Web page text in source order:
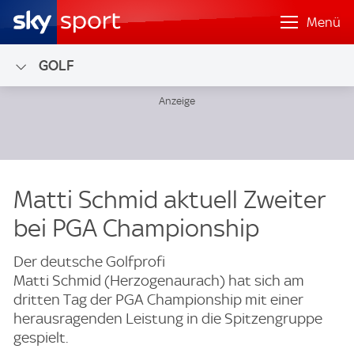
Menü
GOLF
Matti Schmid aktuell Zweiter
bei PGA Championship
Der deutsche Golfprofi
Matti Schmid (Herzogenaurach) hat sich am
dritten Tag der PGA Championship mit einer
herausragenden Leistung in die Spitzengruppe
gespielt.